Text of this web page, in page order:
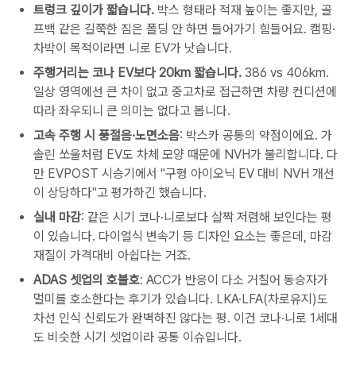
트렁크 깊이가 짧습니다. 박스 형태라 적재 높이는 좋지만, 골
프백 같은 길쭉한 짐은 폴딩 안 하면 들어가기 힘들어요. 캠핑·
차박이 목적이라면 니로 EV가 낫습니다.
주행거리는 코나 EV보다 20km 짧습니다. 386 vs 406km.
일상 영역에선 큰 차이 없고 중고차로 접근하면 차량 컨디션에
따라 좌우되니 큰 의미는 없다고 봅니다.
고속 주행 시 풍절음·노면소음: 박스카 공통의 약점이에요. 가
솔린 쏘울처럼 EV도 차체 모양 때문에 NVH가 불리합니다. 다
만 EVPOST 시승기에서 "구형 아이오닉 EV 대비 NVH 개선
이 상당하다"고 평가하긴 했습니다.
실내 마감: 같은 시기 코나·니로보다 살짝 저렴해 보인다는 평
이 있습니다. 다이얼식 변속기 등 디자인 요소는 좋은데, 마감
재질이 가격대비 아쉽다는 거죠.
ADAS 셋업의 호불호: ACC가 반응이 다소 거칠어 동승자가
멀미를 호소한다는 후기가 있습니다. LKA·LFA(차로유지)도
차선 인식 신뢰도가 완벽하진 않다는 평. 이건 코나·니로 1세대
도 비슷한 시기 셋업이라 공통 이슈입니다.